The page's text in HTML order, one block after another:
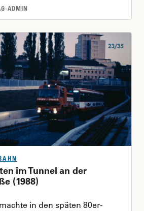
ADMIN
im Tunnel an der
(1988)
in den späten 80er-